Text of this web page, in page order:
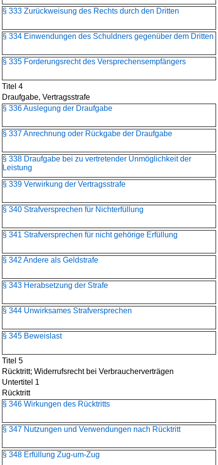
§ 333 Zurückweisung des Rechts durch den Dritten
§ 334 Einwendungen des Schuldners gegenüber dem Dritten
§ 335 Forderungsrecht des Versprechensempfängers
Titel 4
Draufgabe, Vertragsstrafe
§ 336 Auslegung der Draufgabe
§ 337 Anrechnung oder Rückgabe der Draufgabe
§ 338 Draufgabe bei zu vertretender Unmöglichkeit der
Leistung
§ 339 Verwirkung der Vertragsstrafe
§ 340 Strafversprechen für Nichterfüllung
§ 341 Strafversprechen für nicht gehörige Erfüllung
§ 342 Andere als Geldstrafe
§ 343 Herabsetzung der Strafe
§ 344 Unwirksames Strafversprechen
§ 345 Beweislast
Titel 5
Rücktritt; Widerrufsrecht bei Verbraucherverträgen
Untertitel 1
Rücktritt
§ 346 Wirkungen des Rücktritts
§ 347 Nutzungen und Verwendungen nach Rücktritt
§ 348 Erfüllung Zug-um-Zug